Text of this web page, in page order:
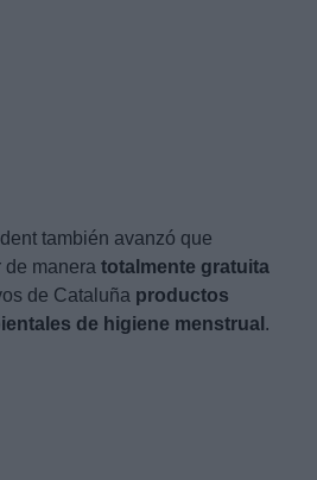
también avanzó que
de manera totalmente gratuita
de Cataluña productos
de higiene menstrual .